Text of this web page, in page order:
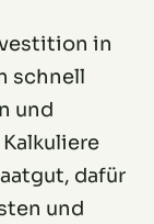
in
schnell
und
dafür
und